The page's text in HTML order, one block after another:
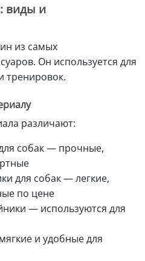
: виды и
из самых
Он используется для
тренировок.
различают:
собак — прочные,
для собак — легкие,
по цене
— используются для
и удобные для